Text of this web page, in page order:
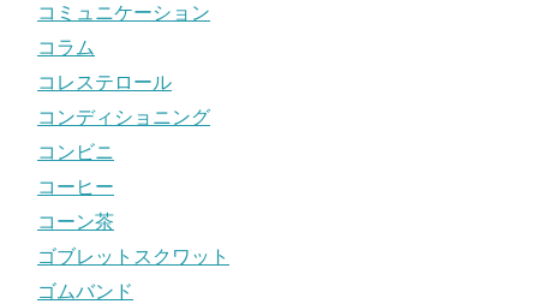
コミュニケーション
コラム
コレステロール
コンディショニング
コンビニ
コーヒー
コーン茶
ゴブレットスクワット
ゴムバンド